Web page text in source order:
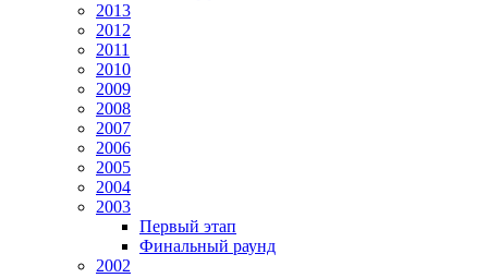
2013
2012
2011
2010
2009
2008
2007
2006
2005
2004
2003
Первый этап
Финальный раунд
2002